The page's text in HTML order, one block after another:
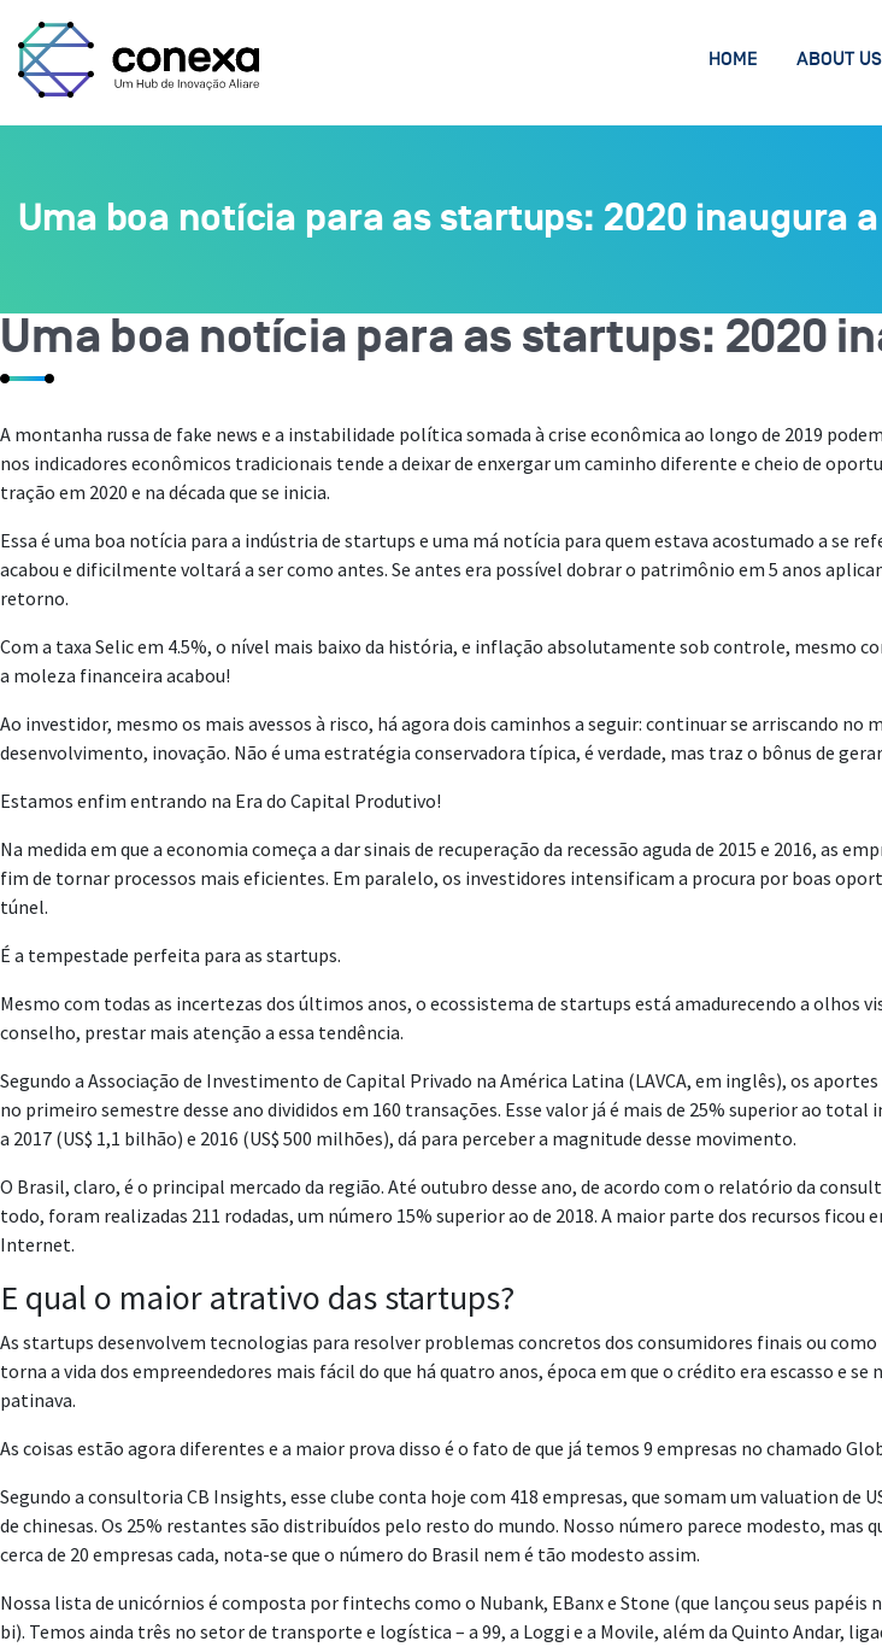
HOME ABOUT US
Uma boa notícia para as startups: 2020 inaugura
Uma boa notícia para as startups: 2020
A montanha russa de fake news e a instabilidade política somada à crise econômica ao longo de 2019
nos indicadores econômicos tradicionais tende a deixar de enxergar um caminho diferente e cheio de
tração em 2020 e na década que se inicia.
Essa é uma boa notícia para a indústria de startups e uma má notícia para quem estava acostumado a
acabou e dificilmente voltará a ser como antes. Se antes era possível dobrar o patrimônio em 5 anos
retorno.
Com a taxa Selic em 4.5%, o nível mais baixo da história, e inflação absolutamente sob controle, mesmo
a moleza financeira acabou!
Ao investidor, mesmo os mais avessos à risco, há agora dois caminhos a seguir: continuar se arriscando
desenvolvimento, inovação. Não é uma estratégia conservadora típica, é verdade, mas traz o bônus de
Estamos enfim entrando na Era do Capital Produtivo!
Na medida em que a economia começa a dar sinais de recuperação da recessão aguda de 2015 e 2016, as
fim de tornar processos mais eficientes. Em paralelo, os investidores intensificam a procura por boas
túnel.
É a tempestade perfeita para as startups.
Mesmo com todas as incertezas dos últimos anos, o ecossistema de startups está amadurecendo a olhos
conselho, prestar mais atenção a essa tendência.
Segundo a Associação de Investimento de Capital Privado na América Latina (LAVCA, em inglês), os
no primeiro semestre desse ano divididos em 160 transações. Esse valor já é mais de 25% superior ao
a 2017 (US$ 1,1 bilhão) e 2016 (US$ 500 milhões), dá para perceber a magnitude desse movimento.
O Brasil, claro, é o principal mercado da região. Até outubro desse ano, de acordo com o relatório da
todo, foram realizadas 211 rodadas, um número 15% superior ao de 2018. A maior parte dos recursos
Internet.
E qual o maior atrativo das startups?
As startups desenvolvem tecnologias para resolver problemas concretos dos consumidores finais ou
torna a vida dos empreendedores mais fácil do que há quatro anos, época em que o crédito era escasso e
patinava.
As coisas estão agora diferentes e a maior prova disso é o fato de que já temos 9 empresas no chamado
Segundo a consultoria CB Insights, esse clube conta hoje com 418 empresas, que somam um valuation
de chinesas. Os 25% restantes são distribuídos pelo resto do mundo. Nosso número parece modesto, mas
cerca de 20 empresas cada, nota-se que o número do Brasil nem é tão modesto assim.
Nossa lista de unicórnios é composta por fintechs como o Nubank, EBanx e Stone (que lançou seus papéis
bi). Temos ainda três no setor de transporte e logística – a 99, a Loggi e a Movile, além da Quinto Andar,